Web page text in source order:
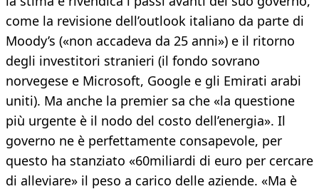
come la revisione dell’outlook italiano da parte di
Moody’s («non accadeva da 25 anni») e il ritorno
degli investitori stranieri (il fondo sovrano
norvegese e Microsoft, Google e gli Emirati arabi
uniti). Ma anche la premier sa che «la questione
più urgente è il nodo del costo dell’energia». Il
governo ne è perfettamente consapevole, per
questo ha stanziato «60miliardi di euro per cercare
di alleviare» il peso a carico delle aziende. «Ma è